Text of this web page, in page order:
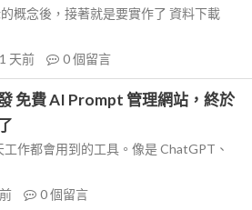
概念後，接著就是要實作了 資料下載
1 天前 0個留言
免費 AI Prompt 管理網站，終於
作都會用到的工具。像是 ChatGPT、
0個留言